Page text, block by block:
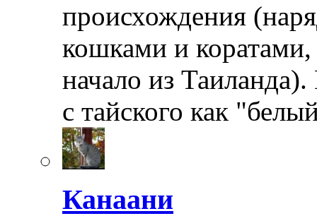
происхождения
кошками и коратами,
начало из
с тайского как
Канаани